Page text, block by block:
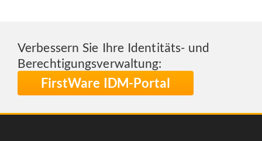
Verbessern Sie Ihre Identitäts- und
Berechtigungsverwaltung:
FirstWare IDM-Portal